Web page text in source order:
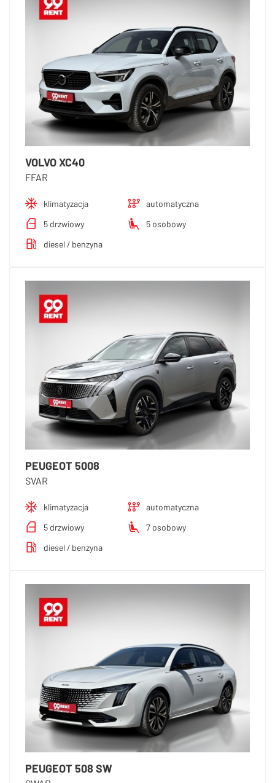
VOLVO XC40
FFAR
klimatyzacja
automatyczna
5 drzwiowy
5 osobowy
diesel / benzyna
PEUGEOT 5008
SVAR
klimatyzacja
automatyczna
5 drzwiowy
7 osobowy
diesel / benzyna
PEUGEOT 508 SW